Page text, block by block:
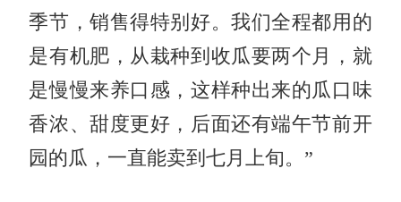
季节，销售得特别好。我们全程都用的
是有机肥，从栽种到收瓜要两个月，就
是慢慢来养口感，这样种出来的瓜口味
香浓、甜度更好，后面还有端午节前开
园的瓜，一直能卖到七月上旬。”